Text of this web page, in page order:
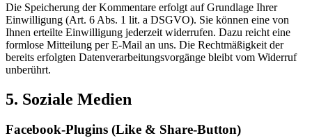
Die Speicherung der Kommentare erfolgt auf Grundlage Ihrer
Einwilligung (Art. 6 Abs. 1 lit. a DSGVO). Sie können eine von
Ihnen erteilte Einwilligung jederzeit widerrufen. Dazu reicht eine
formlose Mitteilung per E-Mail an uns. Die Rechtmäßigkeit der
bereits erfolgten Datenverarbeitungsvorgänge bleibt vom Widerruf
unberührt.
5. Soziale Medien
Facebook-Plugins (Like & Share-Button)